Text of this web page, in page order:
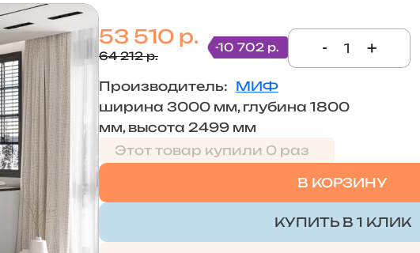
53 510 р.
64 212 р.
-10 702 р. - +
Производитель: МИФ
ширина 3000 мм, глубина 1800
мм, высота 2499 мм
Этот товар купили 0 раз
В КОРЗИНУ
КУПИТЬ В 1 КЛИК